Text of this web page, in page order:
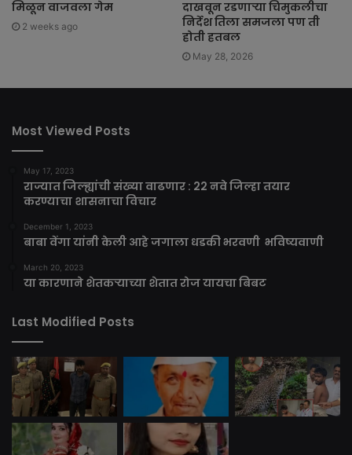
मिळून वाजवला गेम
2 weeks ago
दाखवून रडणाऱ्या चिमुकलीचा
निर्देश तिला समजला पण ती
होती हतबल
May 28, 2026
Most Viewed Posts
May 17, 2023
राज्यात जिल्ह्यांची संख्या वाढणार : 22 नवे जिल्हा तयार
करण्याचा शासनाचा विचार
December 1, 2023
बाबा वेंगा यांनी केली आहे जगाला धडकी भरवणी भविष्यवाणी
March 20, 2023
या कारणाने शेतकऱ्याच्या शेतात रोज यायचा बिबट
Last Modified Posts